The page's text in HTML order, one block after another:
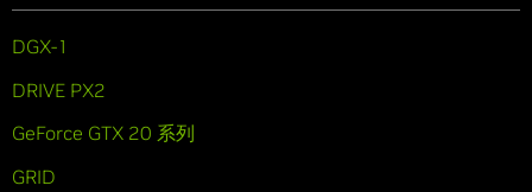
DGX-1
DRIVE PX2
GeForce GTX 20 系列
GRID